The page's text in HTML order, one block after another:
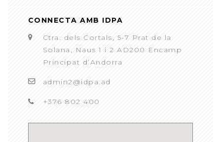
CONNECTA AMB IDPA
Ctra. dels Cortals, 5-7 Prat de la
Solana, Naus 1 i 2 AD200 Encamp
Principat d’Andorra
admin2@idpa.ad
+376 802 400